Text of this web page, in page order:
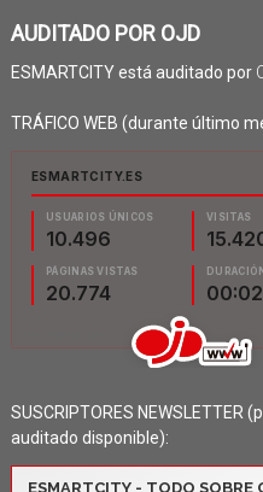
AUDITADO POR OJD
ESMARTCITY está auditado por
TRÁFICO WEB (durante último
SUSCRIPTORES
auditado disponible):